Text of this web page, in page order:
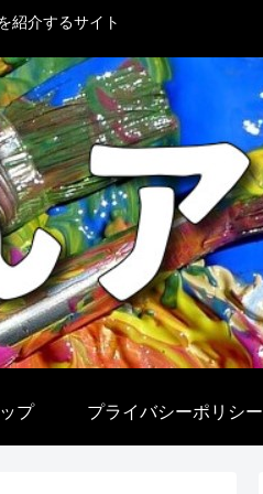
紹介するサイト
プ プライバシーポリシー